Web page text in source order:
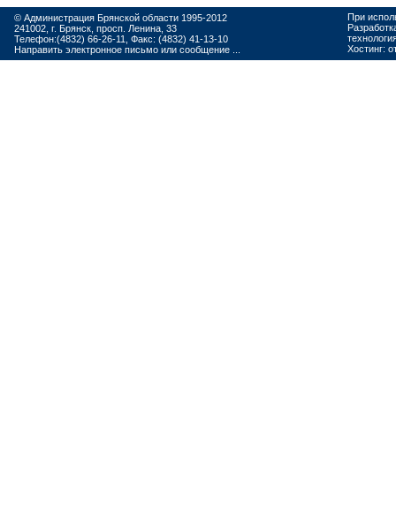
© Администрация Брянской области 1995-2012
241002, г. Брянск, просп. Ленина, 33
Телефон:(4832) 66-26-11, Факс: (4832) 41-13-10
Направить электронное письмо или сообщение ...
При
Хостинг: